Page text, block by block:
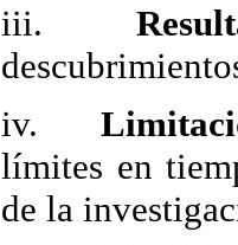
iii.
iv.
límites en
de la